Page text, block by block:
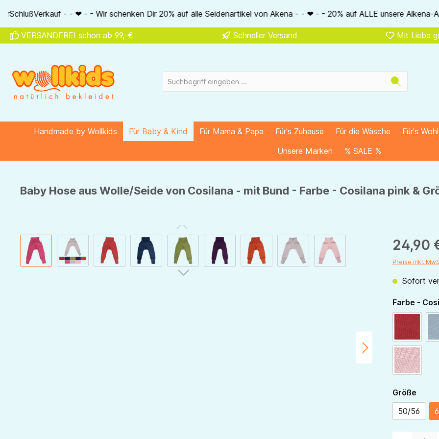
Zur Hauptnavigation springen
schenken Dir 20% auf alle Seidenartikel von Akena - - ❤ - - 20% auf ALLE unsere Alkena-Artikel - - ❤ - - 20%
VERSANDFREI schon ab 99,-€ Schneller Versand Mit Liebe
Handmade by Wollkids Für Baby & Kind Für Mama & Papa Für's Zuhause Für die Wäsche Für's
Unsere Marken
% SALE %
Baby Hose aus Wolle/Seide von Cosilana - mit Bund - Farbe - Cosilana pink &
Bildergalerie überspringen 24,90
Preise inkl.
Sofort
Farbe -
rose
Größe
50/56